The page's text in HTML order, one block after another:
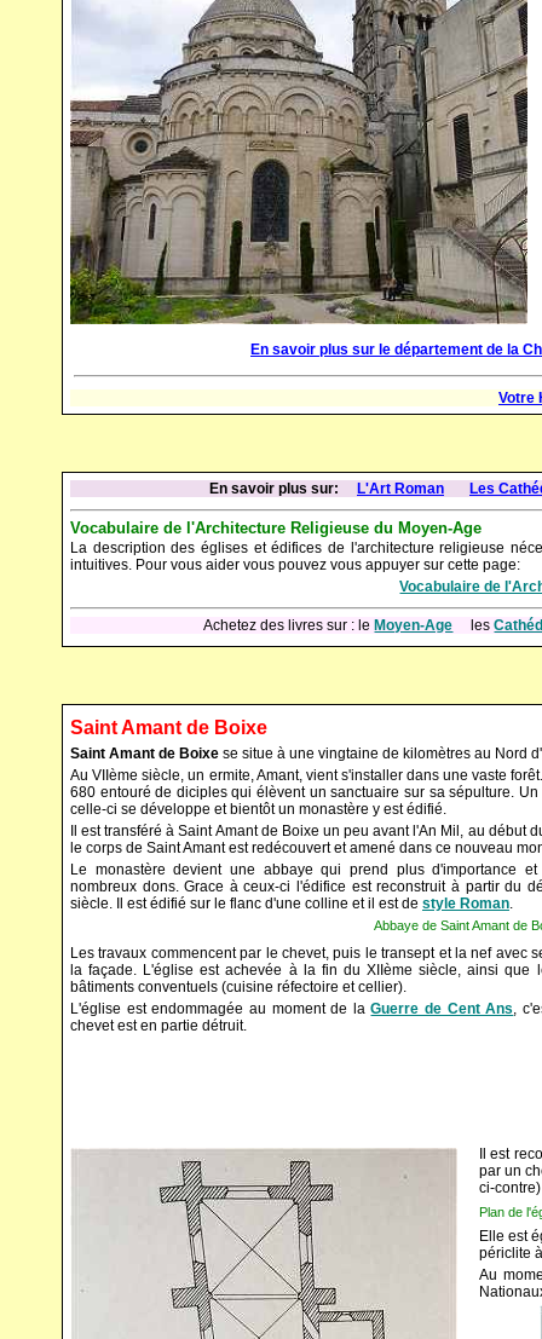
En savoir plus sur le département de la
Votre
En savoir plus sur: L'Art Roman Les
Vocabulaire de l'Architecture Religieuse du Moyen-Age
La description des églises et édifices de l'architecture religieuse
intuitives. Pour vous aider vous pouvez vous appuyer sur cette page:
Vocabulaire de
Achetez des livres sur : le Moyen-Age les
Saint Amant de Boixe
Saint Amant de Boixe se situe à une vingtaine de kilomètres au Nord d'
Au VIIème siècle, un ermite, Amant, vient s'installer dans une vaste
680 entouré de diciples qui élèvent un sanctuaire sur sa sépulture.
celle-ci se développe et bientôt un monastère y est édifié.
Il est transféré à Saint Amant de Boixe un peu avant l'An Mil, au début
le corps de Saint Amant est redécouvert et amené dans ce nouveau
Le monastère devient une abbaye qui prend plus d'importance
nombreux dons. Grace à ceux-ci l'édifice est reconstruit à partir du
siècle. Il est édifié sur le flanc d'une colline et il est de style Roman.
Abbaye de Saint Amant de
Les travaux commencent par le chevet, puis le transept et la nef avec
la façade. L'église est achevée à la fin du XIIème siècle, ainsi que
bâtiments conventuels (cuisine réfectoire et cellier).
L'église est endommagée au moment de laGuerre de Cent Ans,
chevet est en partie détruit.
Il est
par un
ci-
Plan de
Elle est
périclite
Au